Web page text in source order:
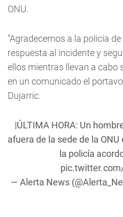
ONU.
“Agradecemos a la policía
respuesta al incidente y
ellos mientras llevan a cabo
en un comunicado el
Dujarric.
|ÚLTIMA HORA: Un
afuera de la sede de la
la policía
— Alerta News